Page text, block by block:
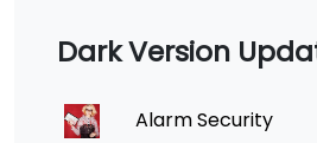
Dark Version
Alarm Security